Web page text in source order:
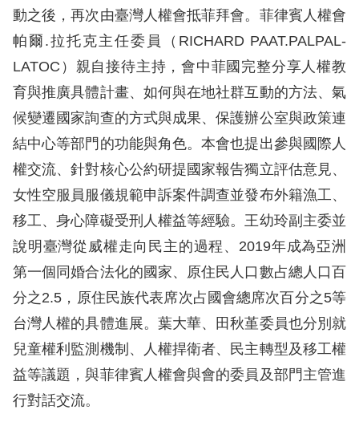
約
情
申
訴
人
資
料
庫
無
障
快
捷
鍵
動之後，再次由臺灣人權會抵菲拜會。菲律賓人權會
帕爾.拉托克主任委員（RICHARD PAAT.PALPAL-
LATOC）親自接待主持，會中菲國完整分享人權教
育與推廣具體計畫、如何與在地社群互動的方法、氣
候變遷國家詢查的方式與成果、保護辦公室與政策連
結中心等部門的功能與角色。本會也提出參與國際人
權交流、針對核心公約研提國家報告獨立評估意見、
女性空服員服儀規範申訴案件調查並發布外籍漁工、
移工、身心障礙受刑人權益等經驗。王幼玲副主委並
說明臺灣從威權走向民主的過程、2019年成為亞洲
第一個同婚合法化的國家、原住民人口數占總人口百
分之2.5，原住民族代表席次占國會總席次百分之5等
台灣人權的具體進展。葉大華、田秋堇委員也分別就
兒童權利監測機制、人權捍衛者、民主轉型及移工權
益等議題，與菲律賓人權會與會的委員及部門主管進
行對話交流。